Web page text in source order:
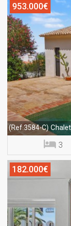
953.000€
(Ref.3584-C)
3
182.000€